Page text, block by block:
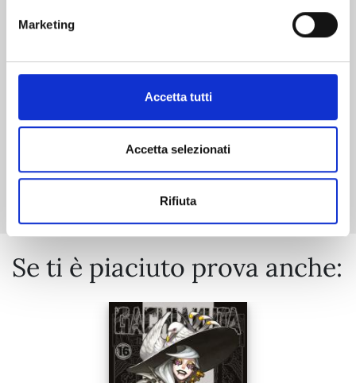
Marketing
Accetta tutti
Accetta selezionati
Rifiuta
€ 14,90
Mostra tutto
Se ti è piaciuto prova anche: